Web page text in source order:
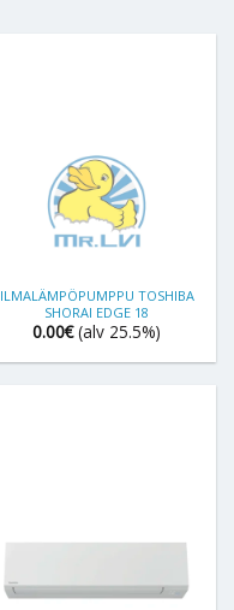
ILMALÄMPÖPUMPPU TOSHIBA
SHORAI EDGE 18
0.00€ (alv 25.5%)